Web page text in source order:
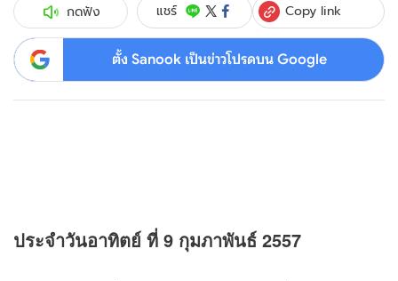
กดฟัง แชร์ Copy link
ตั้ง Sanook เป็นข่าวโปรดบน Google
ประจำวันอาทิตย์ ที่ 9 กุมภาพันธ์ 2557